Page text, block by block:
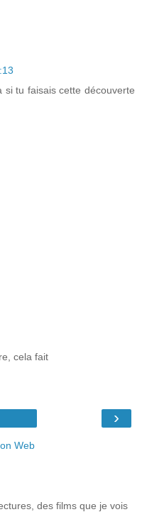
si tu faisais cette découverte
cela fait
›
Web
des films que je vois